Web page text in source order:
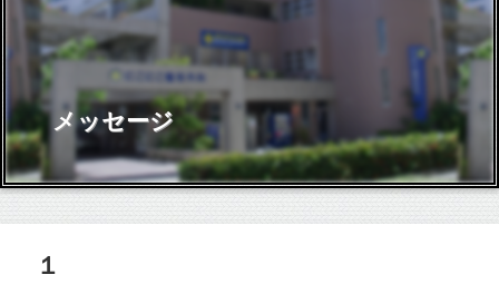
メッセージ
１